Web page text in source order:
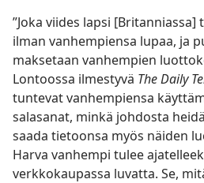
”Joka viides lapsi
ilman vanhempiensa lupaa, ja
maksetaan vanhempien
Lontoossa ilmestyvä The Daily
tuntevat vanhempiensa
salasanat, minkä johdosta
saada tietoonsa myös näiden
Harva vanhempi tulee
verkkokaupassa luvatta. Se,